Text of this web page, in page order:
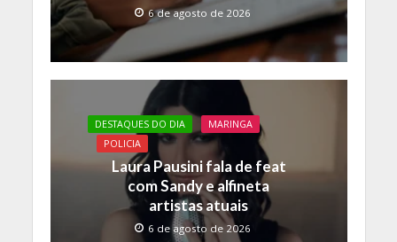
6 de agosto de 2026
DESTAQUES DO DIA
MARINGA
POLICIA
Laura Pausini fala de feat
com Sandy e alfineta
artistas atuais
6 de agosto de 2026